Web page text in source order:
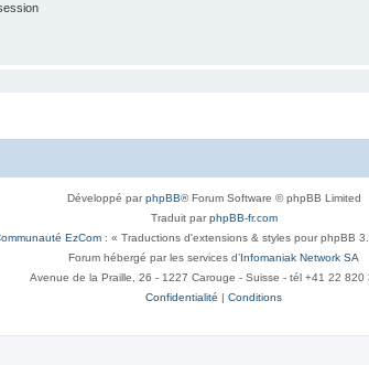
Développé parphpBB® Forum Software © phpBB Limited
Traduit parphpBB-fr.com
EzCom : « Traductions d'extensions & styles pour phpBB
Forum hébergé par les services d’Infomaniak Network SA
Avenue de la Praille, 26 - 1227 Carouge - Suisse - tél +41 22 820
Confidentialité | Conditions